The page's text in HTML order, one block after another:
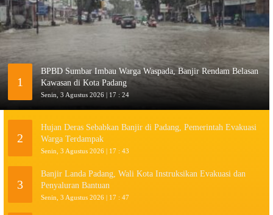
1
BPBD Sumbar Imbau Warga Waspada, Banjir Rendam Belasan
Kawasan di Kota Padang
Senin, 3 Agustus 2026 | 17 : 24
2
Hujan Deras Sebabkan Banjir di Padang, Pemerintah Evakuasi
Warga Terdampak
Senin, 3 Agustus 2026 | 17 : 43
3
Banjir Landa Padang, Wali Kota Instruksikan Evakuasi dan
Penyaluran Bantuan
Senin, 3 Agustus 2026 | 17 : 47